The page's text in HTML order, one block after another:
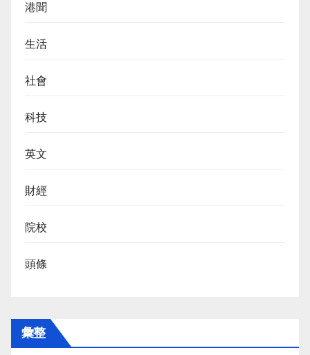
港聞
生活
社會
科技
英文
財經
院校
頭條
彙整